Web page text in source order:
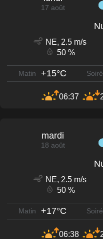
17 août
NE, 2.5 m/s
50 %
Matin +15°C
06:37
mardi
18 août
NE, 2.5 m/s
50 %
Matin +17°C
06:38